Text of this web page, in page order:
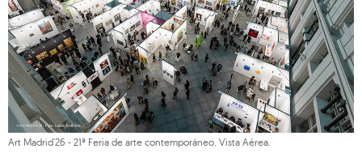
Art Madrid'26 - 21ª Feria de arte contemporáneo. Vista Aérea.